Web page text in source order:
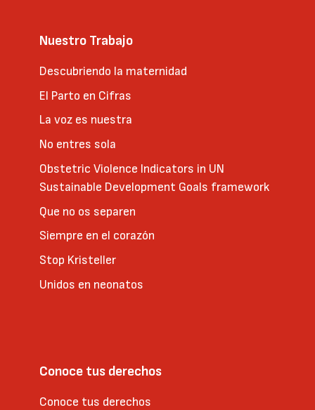
Nuestro Trabajo
Descubriendo la maternidad
El Parto en Cifras
La voz es nuestra
No entres sola
Obstetric Violence Indicators in UN
Sustainable Development Goals framework
Que no os separen
Siempre en el corazón
Stop Kristeller
Unidos en neonatos
Conoce tus derechos
Conoce tus derechos